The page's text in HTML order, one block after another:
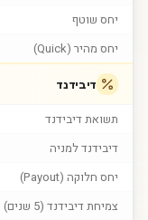
יחס שוטף
יחס מהיר (Quick)
דיבידנד
תשואת דיבידנד
דיבידנד למניה
יחס חלוקה (Payout)
צמיחת דיבידנד (5 שנים)